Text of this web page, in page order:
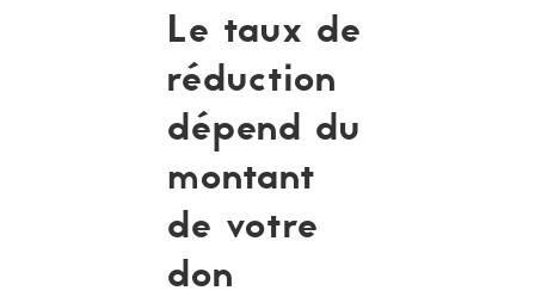
Le taux de
réduction
dépend du
montant
de votre
don